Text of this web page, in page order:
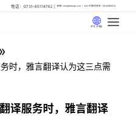
电话：0731-85114762 邮箱: info@artlangs.com 24小时翻译管家: 18142666316
中文 (中国)
时，雅言翻译认为这三点需
译服务时，雅言翻译